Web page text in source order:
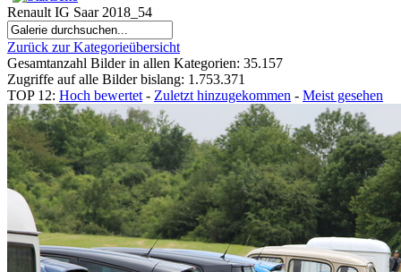
Renault IG Saar 2018_54
Zurück zur Kategorieübersicht
Gesamtanzahl Bilder in allen Kategorien: 35.157
Zugriffe auf alle Bilder bislang: 1.753.371
TOP 12: Hoch bewertet - Zuletzt hinzugekommen - Meist gesehen